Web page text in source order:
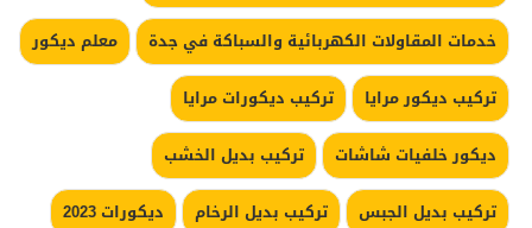
خدمات المقاولات الكهربائية والسباكة في جدة
معلم ديكور
تركيب ديكور مرايا
تركيب ديكورات مرايا
ديكور خلفيات شاشات
تركيب بديل الخشب
تركيب بديل الجبس
تركيب بديل الرخام
ديكورات 2023